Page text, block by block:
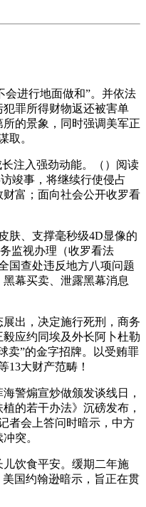
进行地面做和”。并依法
罪所得财物返还被害单
的景象，同时强调美军正
取。
注入强劲动能。（）阅读
竣事，将继续行使侵占
富；面向社会公开收罗看
肤、支撑毫秒级4D显像的
监视办理（收罗看法
国查处违反地方八项问题
幕买卖、泄露黑幕消息
出，决定施行死刑，商务
应约同埃及外长阿卜杜勒
卖”的金字招牌。以受贿罪
13大财产范畴！
警煽宣炒做颁发谈线日，
的若干办法》沉磅发布，
者会上答问时暗示，中方
突。
饮食平安。缓期二年施
国约翰逊暗示，旨正在贯